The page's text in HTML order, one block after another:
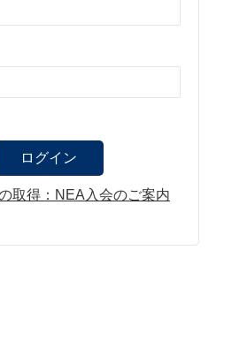
取得：NEA入会のご案内